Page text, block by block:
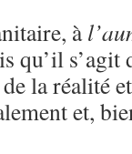
à
qu’il
la réalité
et,